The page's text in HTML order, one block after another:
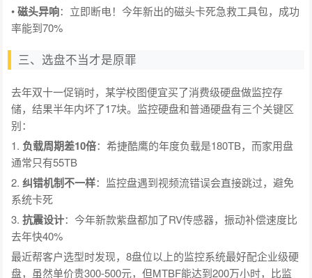
•磁头异响：立即断电！今年新出的磁头卡死急救工具包，成功
率能到70%
三、选盘不当才是原罪
去年双十一促销时，某学校图便宜买了消费级硬盘做监控存
储，结果半年内坏了17块。监控硬盘和普通硬盘有三个关键区
别：
1. 负载周期差10倍：希捷酷鹰的年度负载是180TB，而家用盘
通常只有55TB
2.纠错机制不一样：监控盘遇到视频流错误会直接跳过，避免
系统卡死
3.抗震设计：今年新款紫盘都加了RV传感器，振动补偿速度比
去年快40%
最近帮客户选型时发现，8盘位以上的监控系统最好配企业级硬
盘，虽然单价贵300-500元，但MTBF能达到200万小时，比监